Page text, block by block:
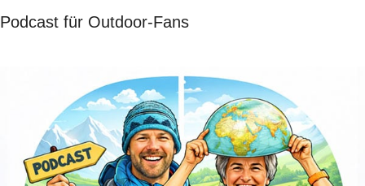
Podcast für Outdoor-Fans